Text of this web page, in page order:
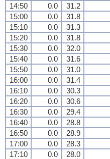
14:50 0.0 31.2
15:00
0.0 31.8
15:10
0.0 31.3
15:20
0.0 31.8
15:30
0.0 32.0
15:40
0.0 31.6
15:50
0.0 31.0
16:00
0.0 31.4
16:10
0.0 30.3
16:20
0.0 30.6
16:30
0.0 29.4
16:40
0.0 28.8
16:50
0.0 28.9
17:00
0.0 28.3
17:10
0.0 28.0